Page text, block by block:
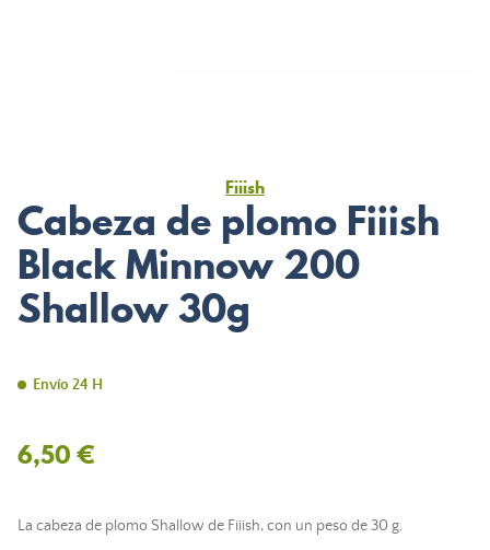
Fiiish
Cabeza de plomo Fiiish
Black Minnow 200
Shallow 30g
Envío 24 H
6,50 €
La cabeza de plomo Shallow de Fiiish, con un peso de 30 g.